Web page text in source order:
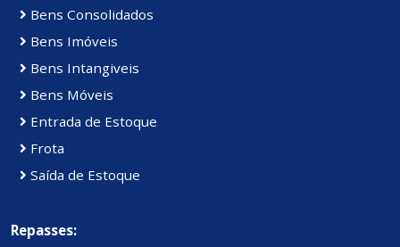
Bens Consolidados
Bens Imóveis
Bens Intangiveis
Bens Móveis
Entrada de Estoque
Frota
Saída de Estoque
Repasses: